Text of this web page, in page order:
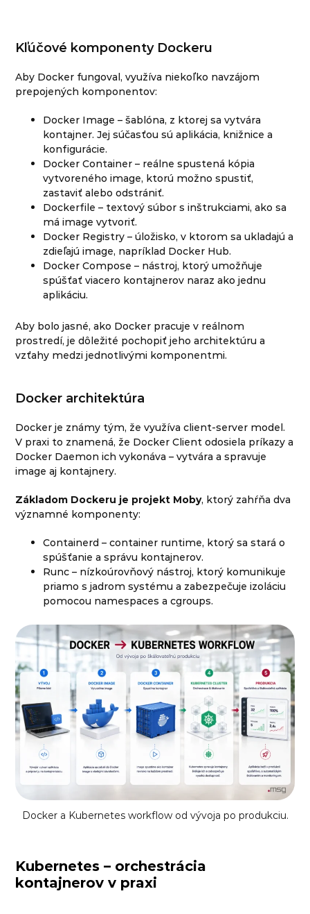
Kľúčové komponenty Dockeru
Aby Docker fungoval, využíva niekoľko navzájom
prepojených komponentov:
Docker Image – šablóna, z ktorej sa vytvára
kontajner. Jej súčasťou sú aplikácia, knižnice a
konfigurácie.
Docker Container – reálne spustená kópia
vytvoreného image, ktorú možno spustiť,
zastaviť alebo odstrániť.
Dockerfile – textový súbor s inštrukciami, ako sa
má image vytvoriť.
Docker Registry – úložisko, v ktorom sa ukladajú a
zdieľajú image, napríklad Docker Hub.
Docker Compose – nástroj, ktorý umožňuje
spúšťať viacero kontajnerov naraz ako jednu
aplikáciu.
Aby bolo jasné, ako Docker pracuje v reálnom
prostredí, je dôležité pochopiť jeho architektúru a
vzťahy medzi jednotlivými komponentmi.
Docker architektúra
Docker je známy tým, že využíva client-server model.
V praxi to znamená, že Docker Client odosiela príkazy a
Docker Daemon ich vykonáva – vytvára a spravuje
image aj kontajnery.
Základom Dockeru je projekt Moby, ktorý zahŕňa dva
významné komponenty:
Containerd – container runtime, ktorý sa stará o
spúšťanie a správu kontajnerov.
Runc – nízkoúrovňový nástroj, ktorý komunikuje
priamo s jadrom systému a zabezpečuje izoláciu
pomocou namespaces a cgroups.
Docker a Kubernetes workflow od vývoja po produkciu.
Kubernetes – orchestrácia
kontajnerov v praxi